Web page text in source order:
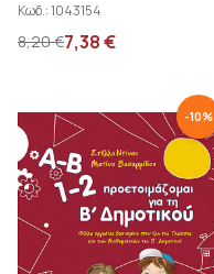
Κωδ.:1043154
8,20€7,38€
-10%